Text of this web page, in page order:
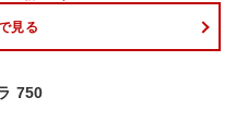
見る
750